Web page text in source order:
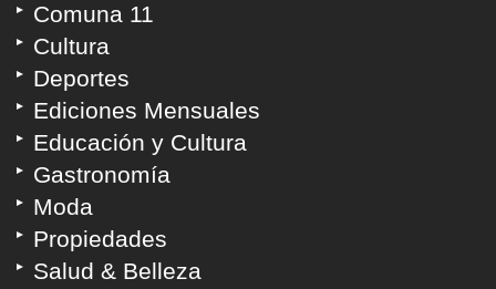
Comuna 11
Cultura
Deportes
Ediciones Mensuales
Educación y Cultura
Gastronomía
Moda
Propiedades
Salud & Belleza